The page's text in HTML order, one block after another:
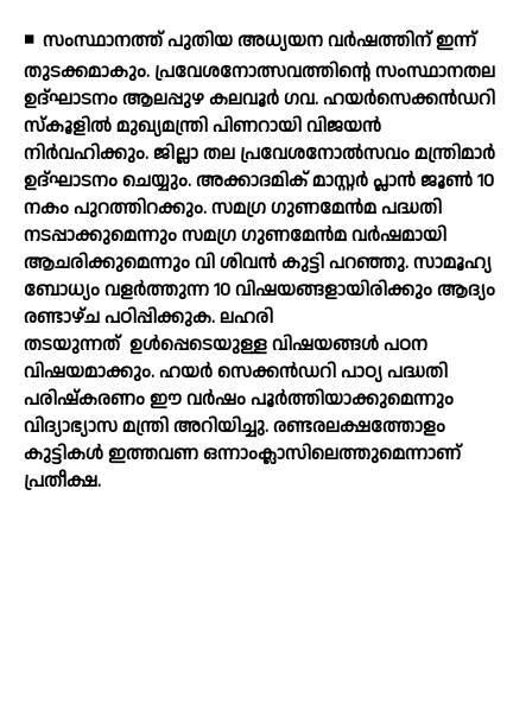
◾ സംസ്ഥാനത്ത് പുതിയ അധ്യയന വര്‍ഷത്തിന് ഇന്ന്
തുടക്കമാകും. പ്രവേശനോത്സവത്തിന്റെ സംസ്ഥാനതല
ഉദ്ഘാടനം ആലപ്പുഴ കലവൂര്‍ ഗവ. ഹയര്‍സെക്കന്‍ഡറി
സ്‌കൂളില്‍ മുഖ്യമന്ത്രി പിണറായി വിജയന്‍
നിര്‍വഹിക്കും. ജില്ലാ തല പ്രവേശനോല്‍സവം മന്ത്രിമാര്‍
ഉദ്ഘാടനം ചെയ്യും. അക്കാദമിക് മാസ്റ്റര്‍ പ്ലാന്‍ ജൂണ്‍ 10
നകം പുറത്തിറക്കും. സമഗ്ര ഗുണമേന്‍മ പദ്ധതി
നടപ്പാക്കുമെന്നും സമഗ്ര ഗുണമേന്‍മ വര്‍ഷമായി
ആചരിക്കുമെന്നും വി ശിവന്‍ കുട്ടി പറഞ്ഞു. സാമൂഹ്യ
ബോധ്യം വളര്‍ത്തുന്ന 10 വിഷയങ്ങളായിരിക്കും ആദ്യം
രണ്ടാഴ്ച പഠിപ്പിക്കുക. ലഹരി
തടയുന്നത് ഉള്‍പ്പെടെയുള്ള വിഷയങ്ങള്‍ പഠന
വിഷയമാക്കും. ഹയര്‍ സെക്കന്‍ഡറി പാഠ്യ പദ്ധതി
പരിഷ്‌കരണം ഈ വര്‍ഷം പൂര്‍ത്തിയാക്കുമെന്നും
വിദ്യാഭ്യാസ മന്ത്രി അറിയിച്ചു. രണ്ടരലക്ഷത്തോളം
കുട്ടികള്‍ ഇത്തവണ ഒന്നാംക്ലാസിലെത്തുമെന്നാണ്
പ്രതീക്ഷ.